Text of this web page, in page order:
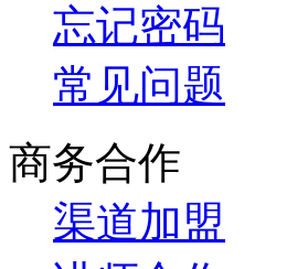
忘记密码
常见问题
商务合作
渠道加盟